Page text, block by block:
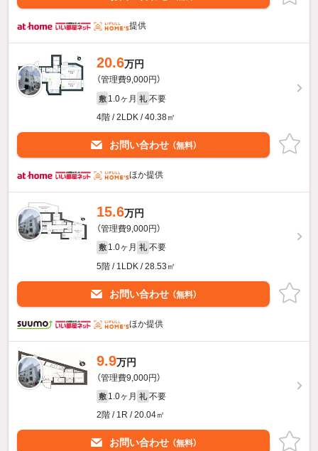
提供
20.6万円
（管理費9,000円）
敷 1.0ヶ月 礼 不要
4階 / 2LDK / 40.38㎡
お問い合わせ （無料）
ほか提供
15.6万円
（管理費9,000円）
敷 1.0ヶ月 礼 不要
5階 / 1LDK / 28.53㎡
お問い合わせ （無料）
ほか提供
9.9万円
（管理費9,000円）
敷 1.0ヶ月 礼 不要
2階 / 1R / 20.04㎡
お問い合わせ （無料）